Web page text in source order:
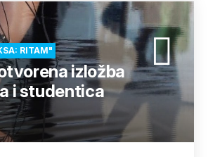
RITAM"
izložba
i studentica